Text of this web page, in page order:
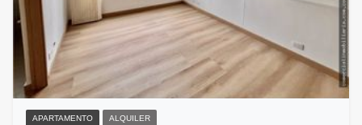
APARTAMENTO ALQUILER